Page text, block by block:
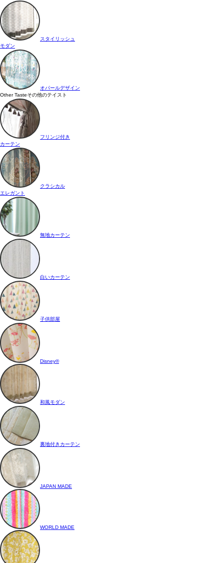
スタイリッシュ
モダン
オパールデザイン
Other Tasteその他のテイスト
フリンジ付き
カーテン
クラシカル
エレガント
無地カーテン
白いカーテン
子供部屋
Disney®
和風モダン
裏地付きカーテン
JAPAN MADE
WORLD MADE